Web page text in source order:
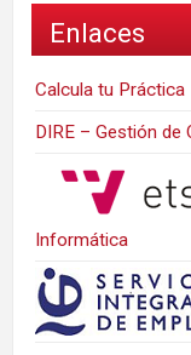
Enlaces
Calcula tu Práctica
DIRE – Gestión
Informática